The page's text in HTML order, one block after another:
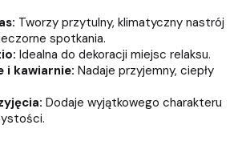
Tworzy przytulny, klimatyczny nastrój
spotkania.
Idealna do dekoracji miejsc relaksu.
i kawiarnie: Nadaje przyjemny, ciepły
Dodaje wyjątkowego charakteru